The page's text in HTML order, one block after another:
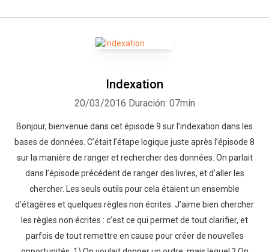
Indexation
20/03/2016 Duración: 07min
Bonjour, bienvenue dans cet épisode 9 sur l’indexation dans les
bases de données. C’était l’étape logique juste après l’épisode 8
sur la manière de ranger et rechercher des données. On parlait
dans l’épisode précédent de ranger des livres, et d’aller les
chercher. Les seuls outils pour cela étaient un ensemble
d’étagères et quelques règles non écrites. J’aime bien chercher
les règles non écrites : c’est ce qui permet de tout clarifier, et
parfois de tout remettre en cause pour créer de nouvelles